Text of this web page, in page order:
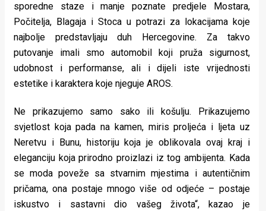
sporedne staze i manje poznate predjele Mostara,
Počitelja, Blagaja i Stoca u potrazi za lokacijama koje
najbolje predstavljaju duh Hercegovine. Za takvo
putovanje imali smo automobil koji pruža sigurnost,
udobnost i performanse, ali i dijeli iste vrijednosti
estetike i karaktera koje njeguje AROS.
Ne prikazujemo samo sako ili košulju. Prikazujemo
svjetlost koja pada na kamen, miris proljeća i ljeta uz
Neretvu i Bunu, historiju koja je oblikovala ovaj kraj i
eleganciju koja prirodno proizlazi iz tog ambijenta. Kada
se moda poveže sa stvarnim mjestima i autentičnim
pričama, ona postaje mnogo više od odjeće – postaje
iskustvo i sastavni dio vašeg života“, kazao je